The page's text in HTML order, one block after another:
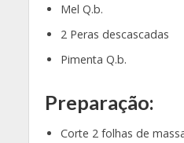
Mel Q.b.
2 Peras descascadas
Pimenta Q.b.
Preparação:
Corte 2 folhas de